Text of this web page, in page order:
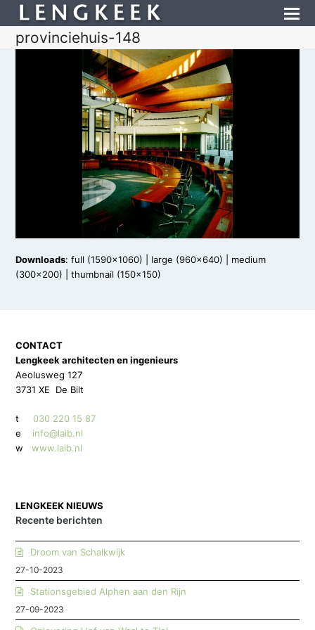
provinciehuis-148
Downloads:full (1590x1060) large (960x640)
medium
(300x200) |thumbnail (150x150)
CONTACT
Lengkeek architecten en ingenieurs
Aeolusweg 127
3731 XE De Bilt
t030 220 15 87
e info@laib.nl
w
www.laib.nl
LENGKEEK NIEUWS
Recente berichten
Droom van Schalkwijk
27-10-2023
Stationsgebied Alphen aan den Rijn
27-09-2023